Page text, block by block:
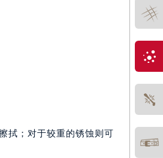
拭；对于较重的锈蚀则可